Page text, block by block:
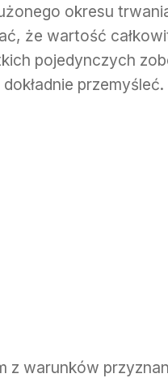
okresu
że wartość
pojedynczych
przemyśleć.
z warunków